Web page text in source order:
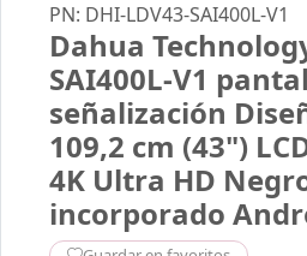
PN: DHI-LDV43-SAI400L-V1
Dahua
SAI400L-V1
señalización
109,2 cm (43")
4K Ultra HD
incorporado